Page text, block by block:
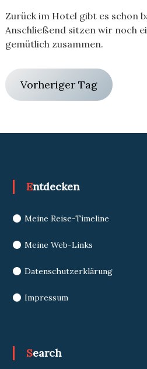
Zurück im Hotel gibt es schon
Anschließend sitzen wir noch
gemütlich zusammen.
Vorheriger Tag
Entdecken
Meine Reise-Timeline
Meine Web-Links
Datenschutzerklärung
Impressum
Search